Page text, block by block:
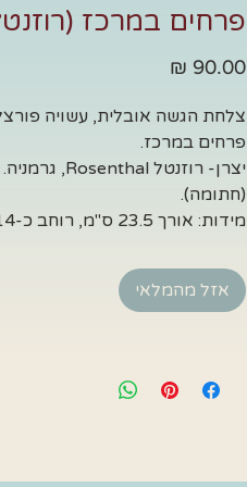
פרחים במרכז
צלחת הגשה אובלית, עשויה
פרחים במרכז.
יצרן- רוזנטל Rosenthal, גרמניה.
(חתומה).
מידות: אורך 23.5 ס"מ, רוחב כ-14 ס"מ.
אזל מהמלאי